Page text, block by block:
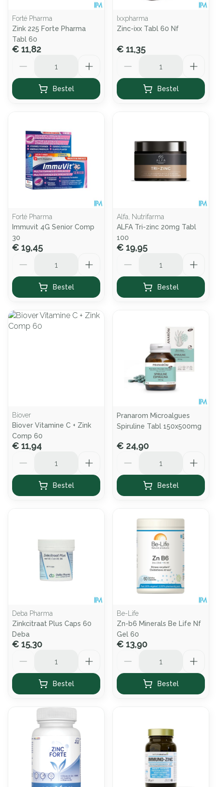
Forté Pharma
Zink 225 Forte Pharma
Tabl 60
€ 11,82
Bestel
Ixxpharma
Zinc-ixx Tabl 60 Nf
€ 11,35
Bestel
Forté Pharma
Immuvit 4G Senior Comp
30
€ 19,45
Bestel
Alfa, Nutrifarma
ALFA Tri-zinc 20mg Tabl
100
€ 19,95
Bestel
Biover
Biover Vitamine C + Zink
Comp 60
€ 11,94
Bestel
Pranarom Microalgues
Spiruline Tabl 150x500mg
€ 24,90
Bestel
Deba Pharma
Zinkcitraat Plus Caps 60
Deba
€ 15,30
Bestel
Be-Life
Zn-b6 Minerals Be Life Nf
Gel 60
€ 13,90
Bestel